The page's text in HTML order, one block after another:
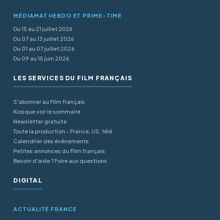
MÉDIAMAT HEBDO ET PRIME-TIME
Du 15 au 21 juillet 2026
Du 07 au 13 juillet 2026
Du 01 au 07 juillet 2026
Du 09 au 15 juin 2026
LES SERVICES DU FILM FRANÇAIS
S'abonner au Film français
Kiosque voir le sommaire
Newsletter gratuite
Toute la production - France, US, télé
Calendrier des événements
Petites annonces du Film français
Besoin d'aide ? Foire aux questions
DIGITAL
ACTUALITÉ FRANCE